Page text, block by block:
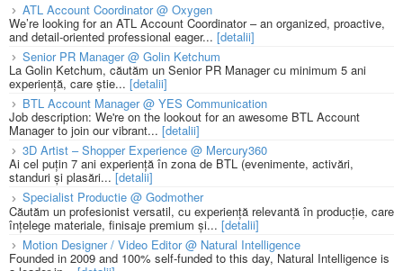
ATL Account Coordinator @ Oxygen
We’re looking for an ATL Account Coordinator – an organized, proactive,
and detail-oriented professional eager... [detalii]
Senior PR Manager @ Golin Ketchum
La Golin Ketchum, căutăm un Senior PR Manager cu minimum 5 ani
experiență, care știe... [detalii]
BTL Account Manager @ YES Communication
Job description: We're on the lookout for an awesome BTL Account
Manager to join our vibrant... [detalii]
3D Artist – Shopper Experience @ Mercury360
Ai cel puțin 7 ani experiență în zona de BTL (evenimente, activări,
standuri și plasări... [detalii]
Specialist Productie @ Godmother
Căutăm un profesionist versatil, cu experiență relevantă în producție, care
înțelege materiale, finisaje premium și... [detalii]
Motion Designer / Video Editor @ Natural Intelligence
Founded in 2009 and 100% self-funded to this day, Natural Intelligence is